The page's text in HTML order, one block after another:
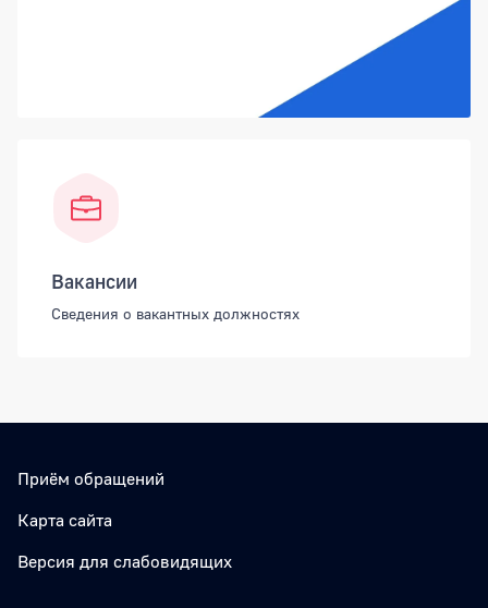
Вакансии
Сведения о вакантных должностях
Приём обращений
Карта сайта
Версия для слабовидящих